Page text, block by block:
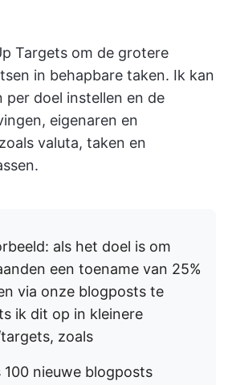
Targets om de grotere
in behapbare taken. Ik kan
per doel instellen en de
eigenaren en
valuta, taken en
als het doel is om
een toename van 25%
via onze blogposts te
ik dit op in kleinere
zoals
100 nieuwe blogposts